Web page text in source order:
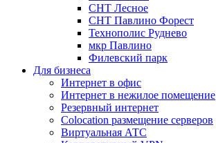
СНТ Лесное
СНТ Павлино Форест
Технополис Руднево
мкр Павлино
Филевский парк
Для бизнеса
Интернет в офис
Интернет в нежилое помещение
Резервный интернет
Colocation размещение серверов
Виртуальная АТС